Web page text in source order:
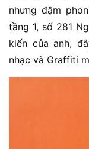
nhưng đậm
tầng 1, số 281
kiến của anh,
nhạc và Graffiti